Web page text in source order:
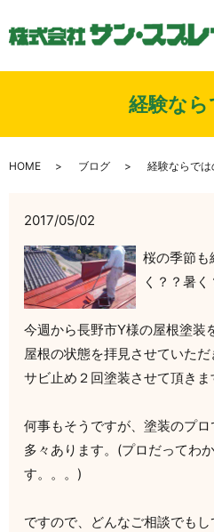
経験な
HOME ブログ 経験ならでは
2017/05/02
桜の季節も
く？？暑く
今週から長野市Y様の屋根塗装
屋根の状態を拝見させていた
サビ止め２回塗装させて頂きま
何事もそうですが、塗装のプ
多々あります。(プロだってわ
す。。。)
ですので、どんなご相談でも